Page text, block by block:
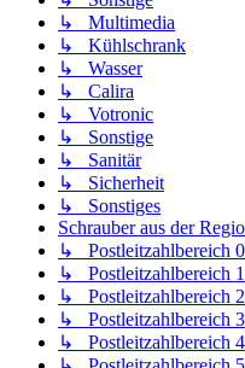
↳ Multimedia
↳ Kühlschrank
↳ Wasser
↳ Calira
↳ Votronic
↳ Sonstige
↳ Sanitär
↳ Sicherheit
↳ Sonstiges
Schrauber aus der
↳ Postleitzahlbereich 0
↳ Postleitzahlbereich 1
↳ Postleitzahlbereich 2
↳ Postleitzahlbereich 3
↳ Postleitzahlbereich 4